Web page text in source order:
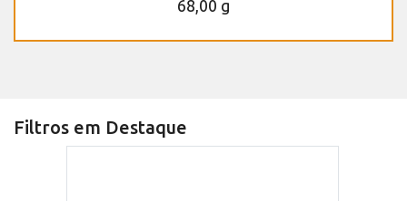
68,00 g
Filtros em Destaque